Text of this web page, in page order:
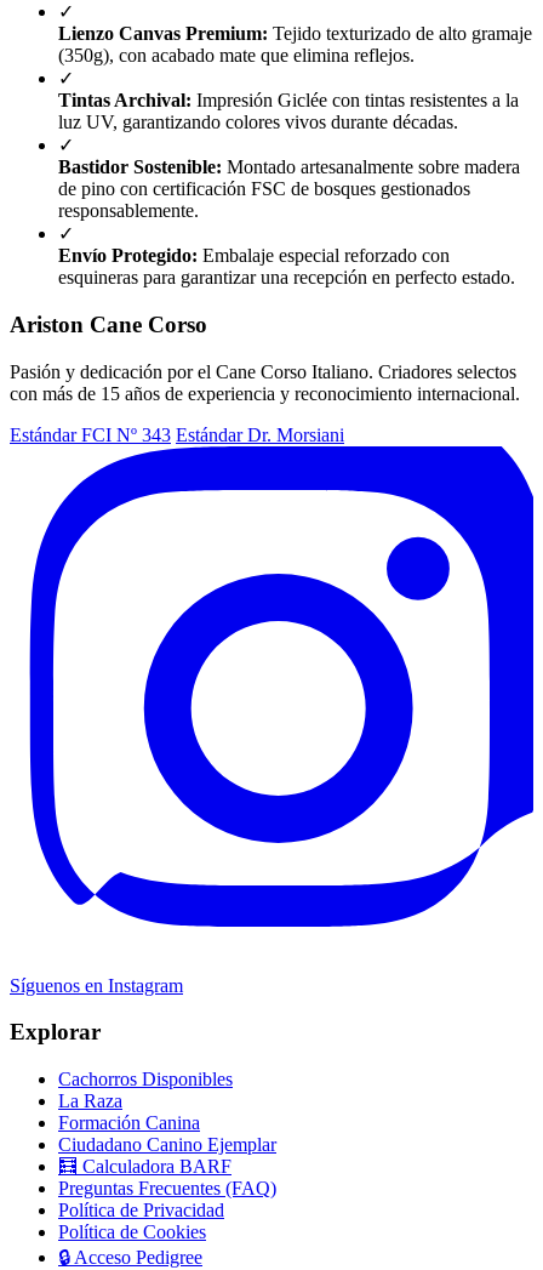
✓
Lienzo Canvas Premium: Tejido texturizado de alto gramaje
(350g), con acabado mate que elimina reflejos.
✓
Tintas Archival: Impresión Giclée con tintas resistentes a la
luz UV, garantizando colores vivos durante décadas.
✓
Bastidor Sostenible: Montado artesanalmente sobre madera
de pino con certificación FSC de bosques gestionados
responsablemente.
✓
Envío Protegido: Embalaje especial reforzado con
esquineras para garantizar una recepción en perfecto estado.
Ariston Cane Corso
Pasión y dedicación por el Cane Corso Italiano. Criadores selectos
con más de 15 años de experiencia y reconocimiento internacional.
Estándar FCI Nº 343 Estándar Dr. Morsiani
Síguenos en Instagram
Explorar
Cachorros Disponibles
La Raza
Formación Canina
Ciudadano Canino Ejemplar
🧮 Calculadora BARF
Preguntas Frecuentes (FAQ)
Política de Privacidad
Política de Cookies
🔒 Acceso Pedigree